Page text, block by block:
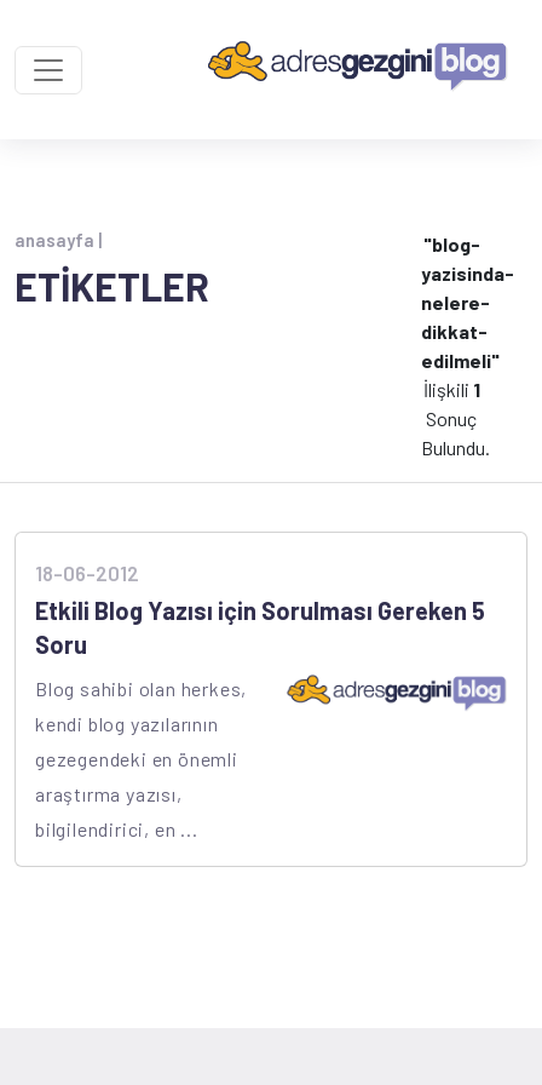
anasayfa |
ETİKETLER
"blog-
yazisinda-
nelere-
dikkat-
edilmeli"
İlişkili 1
Sonuç
Bulundu.
18-06-2012
Etkili Blog Yazısı için Sorulması Gereken 5
Soru
Blog sahibi olan herkes,
kendi blog yazılarının
gezegendeki en önemli
araştırma yazısı,
bilgilendirici, en ...